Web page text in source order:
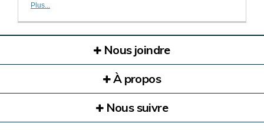
Plus...
Nous joindre
À propos
Nous suivre